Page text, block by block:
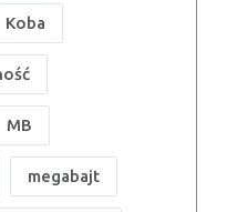
Koba
MB
megabajt